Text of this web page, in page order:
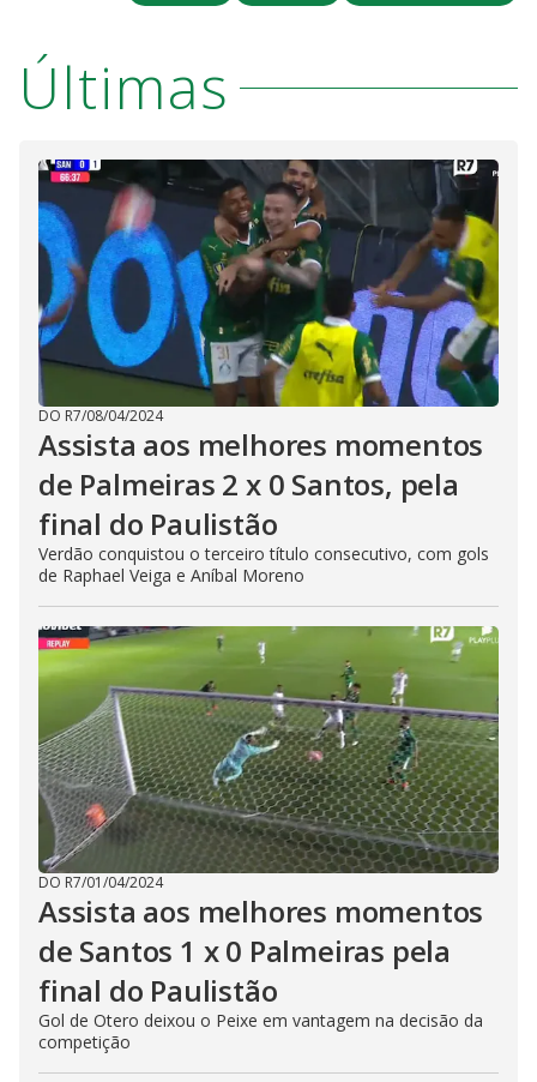
i
d
e
o
Últimas
DO R7/08/04/2024
Assista aos melhores momentos
de Palmeiras 2 x 0 Santos, pela
final do Paulistão
Verdão conquistou o terceiro título consecutivo, com gols
de Raphael Veiga e Aníbal Moreno
DO R7/01/04/2024
Assista aos melhores momentos
de Santos 1 x 0 Palmeiras pela
final do Paulistão
Gol de Otero deixou o Peixe em vantagem na decisão da
competição